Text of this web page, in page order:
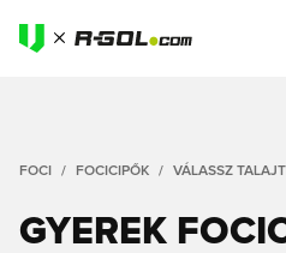
FOCI FOCICIPŐK VÁLASSZ
GYEREK